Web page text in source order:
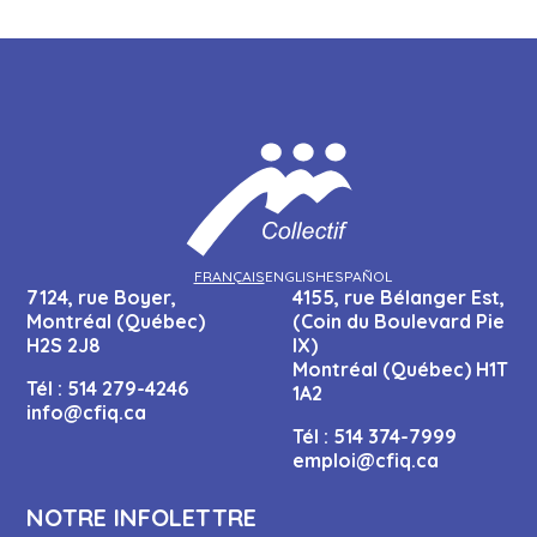
FRANÇAISENGLISHESPAÑOL
7124, rue Boyer,
Montréal (Québec)
H2S 2J8
Tél : 514 279-4246
info@cfiq.ca
4155, rue Bélanger Est,
(Coin du Boulevard Pie
IX)
Montréal (Québec) H1T
1A2
Tél : 514 374-7999
emploi@cfiq.ca
NOTRE INFOLETTRE